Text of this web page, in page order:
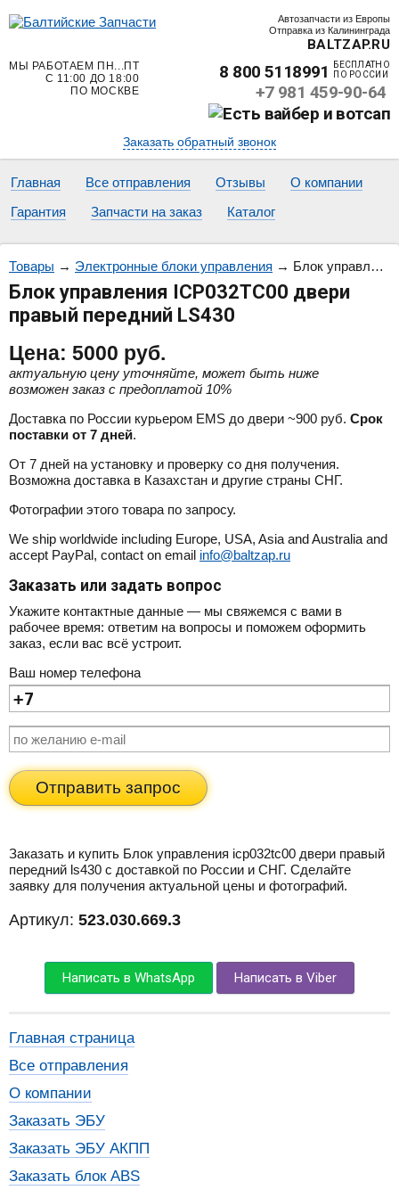
Автозапчасти из Европы
Отправка из Калининграда
BALTZAP.RU
МЫ РАБОТАЕМ ПН...ПТ
С 11:00 ДО 18:00
ПО МОСКВЕ
8 800 5118991
БЕСПЛАТНО
ПО РОССИИ
+7 981 459-90-64
Заказать обратный звонок
Главная Все отправления Отзывы
О компании
Гарантия
Запчасти на заказ Каталог
Товары → Электронные блоки управления → Блок управления ICP032TC00 двери правый передний LS430
Блок управления ICP032TC00 двери
правый передний LS430
Цена: 5000 руб.
актуальную цену уточняйте, может быть ниже
возможен заказ с предоплатой 10%
Доставка по России курьером EMS до двери ~900 руб. Срок
поставки от 7 дней.
От 7 дней на установку и проверку со дня получения.
Возможна доставка в Казахстан и другие страны СНГ.
Фотографии этого товара по запросу.
We ship worldwide including Europe, USA, Asia and Australia and
accept PayPal, contact on email info@baltzap.ru
Заказать или задать вопрос
Укажите контактные данные — мы свяжемся с вами в
рабочее время: ответим на вопросы и поможем оформить
заказ, если вас всё устроит.
Ваш номер телефона
Отправить запрос
Заказать и купить Блок управления icp032tc00 двери правый
передний ls430 с доставкой по России и СНГ. Сделайте
заявку для получения актуальной цены и фотографий.
Артикул: 523.030.669.3
Написать в WhatsApp Написать в Viber
Главная страница
Все отправления
О компании
Заказать ЭБУ
Заказать ЭБУ АКПП
Заказать блок ABS